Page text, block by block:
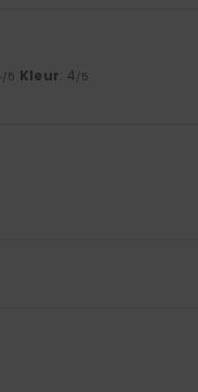
/5 Kleur: 4/5